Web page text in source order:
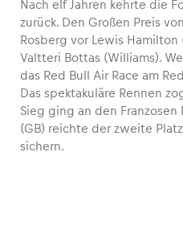
Nach elf Jahren kehrte die
zurück. Den Großen Preis
Rosberg vor Lewis
Valtteri Bottas (Williams).
das Red Bull Air Race am
Das spektakuläre Rennen
Sieg ging an den Franzosen
(GB) reichte der zweite
sichern.